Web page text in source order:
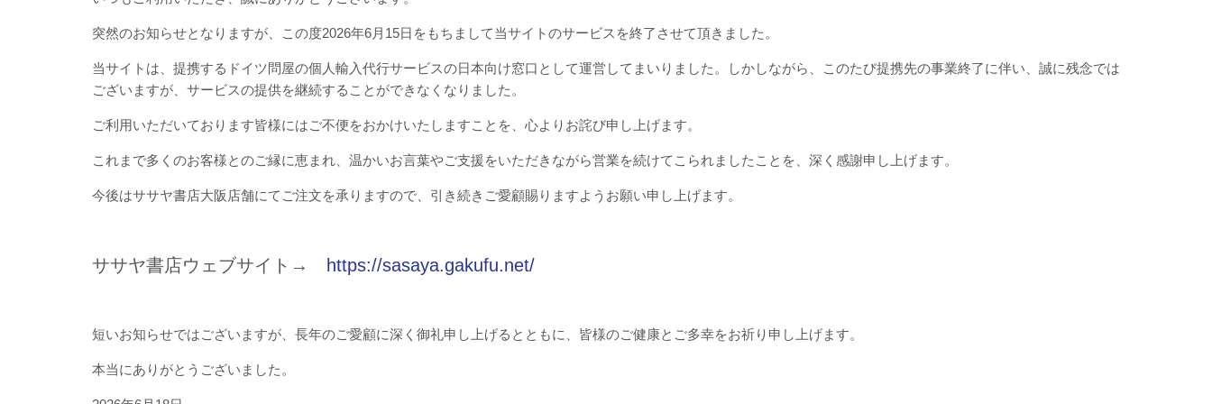
突然のお知らせとなりますが、この度2026年6月15日をもちまして当サイトのサービスを終了させて頂きました。
当サイトは、提携するドイツ問屋の個人輸入代行サービスの日本向け窓口として運営してまいりました。しかしながら、このたび提携先の事業終了に伴い、誠に残念では
ございますが、サービスの提供を継続することができなくなりました。
ご利用いただいております皆様にはご不便をおかけいたしますことを、心よりお詫び申し上げます。
これまで多くのお客様とのご縁に恵まれ、温かいお言葉やご支援をいただきながら営業を続けてこられましたことを、深く感謝申し上げます。
今後はササヤ書店大阪店舗にてご注文を承りますので、引き続きご愛顧賜りますようお願い申し上げます。
ササヤ書店ウェブサイト→ https://sasaya.gakufu.net/
短いお知らせではございますが、長年のご愛顧に深く御礼申し上げるとともに、皆様のご健康とご多幸をお祈り申し上げます。
本当にありがとうございました。